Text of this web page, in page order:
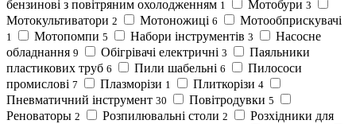
бензинові з повітряним охолодженням 1 Мотобури 3
Мотокультиватори 2 Мотоножиці 6 Мотообприскувачі
1 Мотопомпи 5 Набори інструментів 3
Насосне
обладнання 9 Обігрівачі електричні 3
Паяльники
пластикових труб 6 Пили шабельні 6
Пилососи
промислові 7 Плазморізи 1 Плиткорізи 4
Пневматичний інструмент 30 Повітродувки 5
Реноваторы 2 Розпилювальні столи 2
Розхідники для